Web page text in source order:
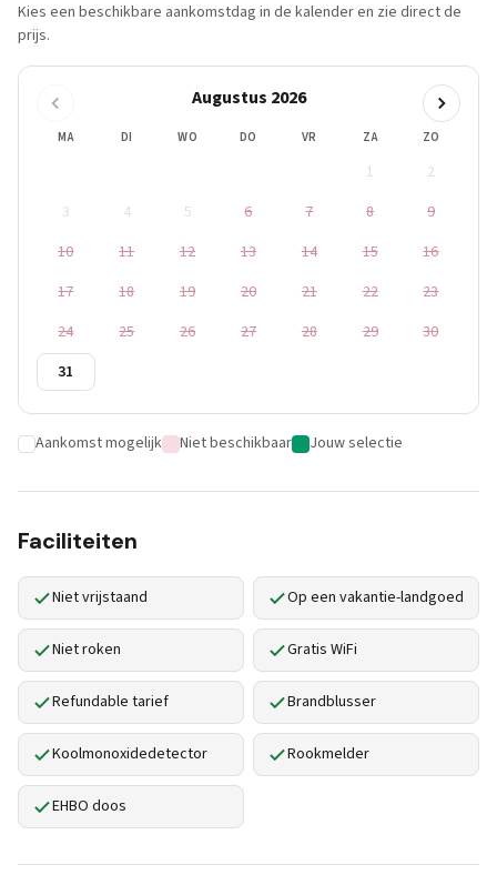
Kies een beschikbare aankomstdag in de kalender en zie direct de
prijs.
Augustus 2026
MA DI WO DO VR ZA ZO
1
2
3
4 5 6 7 8
9
10
11 12 13 14 15
16
17
18 19 20 21 22
23
24
25 26 27 28 29
30
31
Aankomst mogelijk Niet beschikbaar Jouw selectie
Faciliteiten
Niet vrijstaand Op een vakantie-landgoed
Niet roken Gratis WiFi
Refundable tarief Brandblusser
Koolmonoxidedetector Rookmelder
EHBO doos